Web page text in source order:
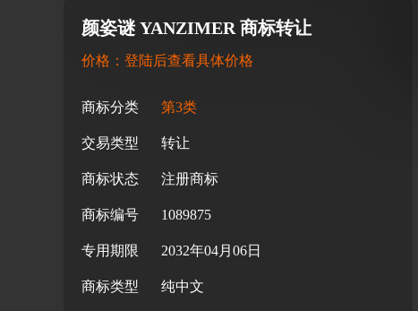
颜姿谜 YANZIMER 商标转让
价格：登陆后查看具体价格
商标分类 第3类
交易类型 转让
商标状态 注册商标
商标编号 1089875
专用期限 2032年04月06日
商标类型 纯中文